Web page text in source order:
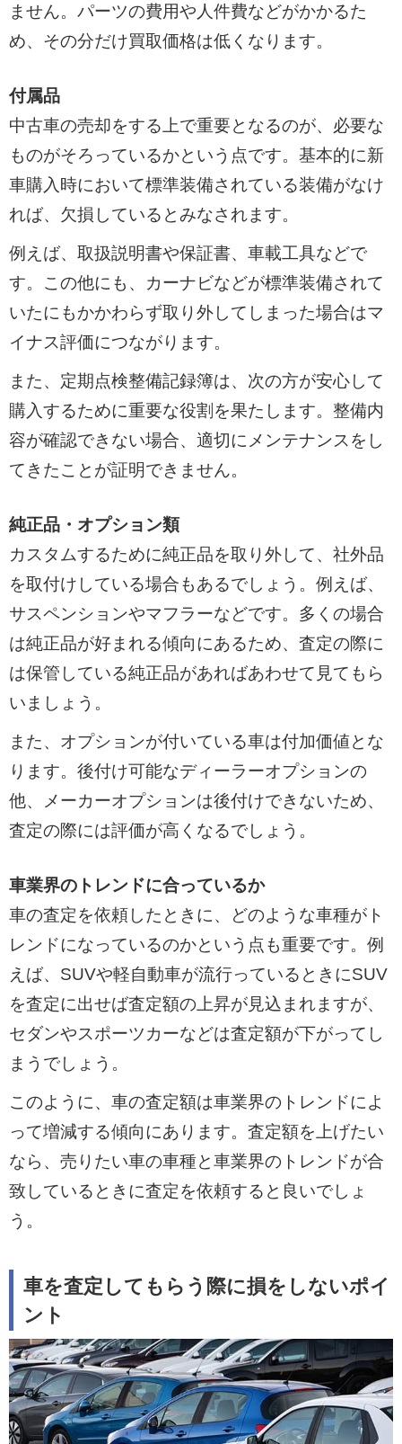
ません。パーツの費用や人件費などがかかるた
め、その分だけ買取価格は低くなります。
付属品
中古車の売却をする上で重要となるのが、必要な
ものがそろっているかという点です。基本的に新
車購入時において標準装備されている装備がなけ
れば、欠損しているとみなされます。
例えば、取扱説明書や保証書、車載工具などで
す。この他にも、カーナビなどが標準装備されて
いたにもかかわらず取り外してしまった場合はマ
イナス評価につながります。
また、定期点検整備記録簿は、次の方が安心して
購入するために重要な役割を果たします。整備内
容が確認できない場合、適切にメンテナンスをし
てきたことが証明できません。
純正品・オプション類
カスタムするために純正品を取り外して、社外品
を取付けしている場合もあるでしょう。例えば、
サスペンションやマフラーなどです。多くの場合
は純正品が好まれる傾向にあるため、査定の際に
は保管している純正品があればあわせて見てもら
いましょう。
また、オプションが付いている車は付加価値とな
ります。後付け可能なディーラーオプションの
他、メーカーオプションは後付けできないため、
査定の際には評価が高くなるでしょう。
車業界のトレンドに合っているか
車の査定を依頼したときに、どのような車種がト
レンドになっているのかという点も重要です。例
えば、SUVや軽自動車が流行っているときにSUV
を査定に出せば査定額の上昇が見込まれますが、
セダンやスポーツカーなどは査定額が下がってし
まうでしょう。
このように、車の査定額は車業界のトレンドによ
って増減する傾向にあります。査定額を上げたい
なら、売りたい車の車種と車業界のトレンドが合
致しているときに査定を依頼すると良いでしょ
う。
車を査定してもらう際に損をしないポイ
ント